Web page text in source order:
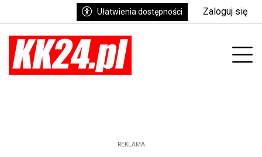
Ułatwienia dostępności Zaloguj się
REKLAMA